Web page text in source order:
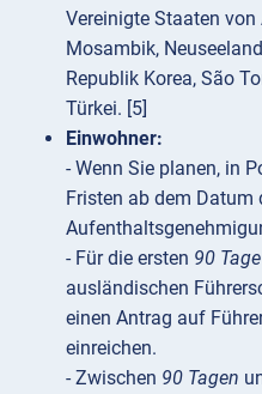
Vereinigte Staaten
Mosambik,
Republik Korea, São
Türkei. [5]
Einwohner:
- Wenn Sie planen, in
Fristen ab dem Datum
- Für die ersten 90 Tage
ausländischen
einen Antrag auf
einreichen.
- Zwischen 90 Tagen